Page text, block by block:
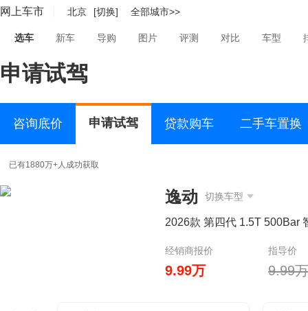
网上车市 北京 [切换] 全部城市>>
选车 新车 导购 图片 评测 对比 车型
申请试驾
咨询底价 申请试驾 贷款购车 二手车置换
已有1880万+人成功获取
逸动 切换车型
2026款 第四代 1.5T 500Bar
经销商报价 指导价
9.99万 9.99万